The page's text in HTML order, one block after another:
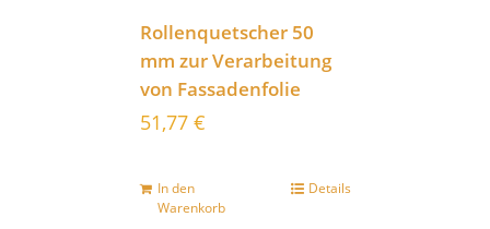
Rollenquetscher 50
mm zur Verarbeitung
von Fassadenfolie
51,77 €
In den
Warenkorb
Details